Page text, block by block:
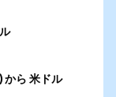
ら 米ドル